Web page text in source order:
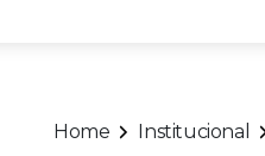
Home Institucional